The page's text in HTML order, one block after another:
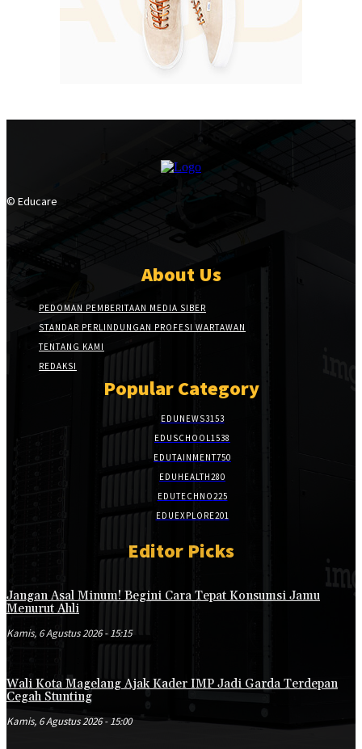
© Educare
About Us
PEDOMAN PEMBERITAAN MEDIA SIBER
STANDAR PERLINDUNGAN PROFESI WARTAWAN
TENTANG KAMI
REDAKSI
Popular Category
EDUNEWS3153
EDUSCHOOL1538
EDUTAINMENT750
EDUHEALTH280
EDUTECHNO225
EDUEXPLORE201
Editor Picks
Jangan Asal Minum! Begini Cara Tepat Konsumsi Jamu
Menurut Ahli
Kamis, 6 Agustus 2026 - 15:15
Wali Kota Magelang Ajak Kader IMP Jadi Garda Terdepan
Cegah Stunting
Kamis, 6 Agustus 2026 - 15:00